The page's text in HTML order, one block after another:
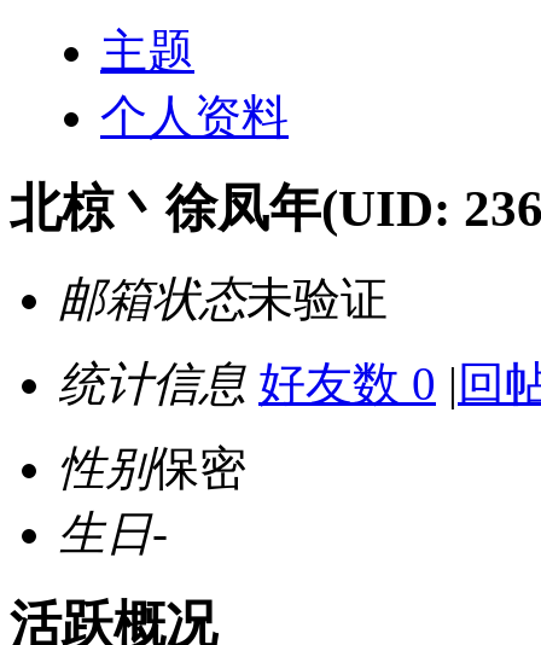
主题
个人资料
北椋丶徐凤年(UID:
邮箱状态未验证
统计信息 好友数 0 | 回
性别保密
生日-
活跃概况